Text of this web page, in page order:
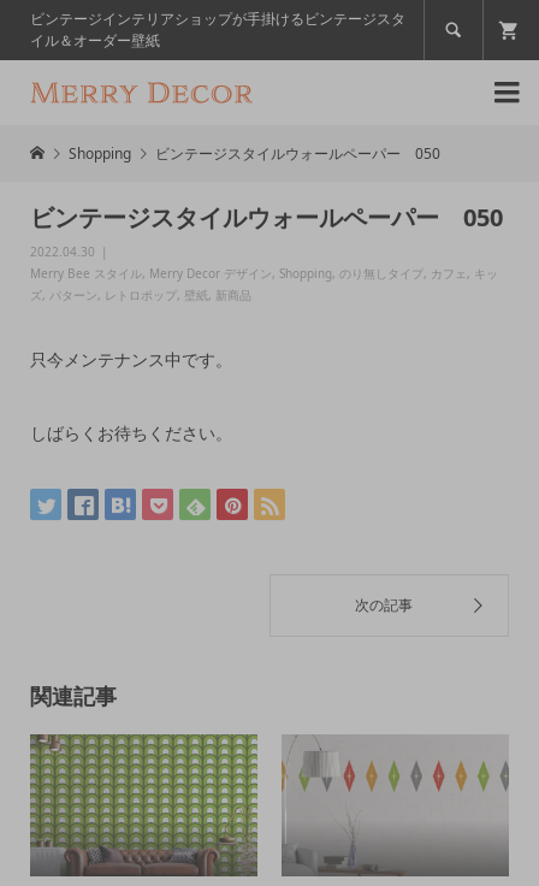
ビンテージインテリアショップが手掛けるビンテージスタ
イル＆オーダー壁紙


Shopping ビンテージスタイルウォールペーパー 050
ビンテージスタイルウォールペーパー 050
2022.04.30
Merry Bee スタイル, Merry Decor デザイン, Shopping, のり無しタイプ , カフェ , キッ
ズ, パターン, レトロポップ , 壁紙, 新商品
只今メンテナンス中です。
しばらくお待ちください。
関連記事